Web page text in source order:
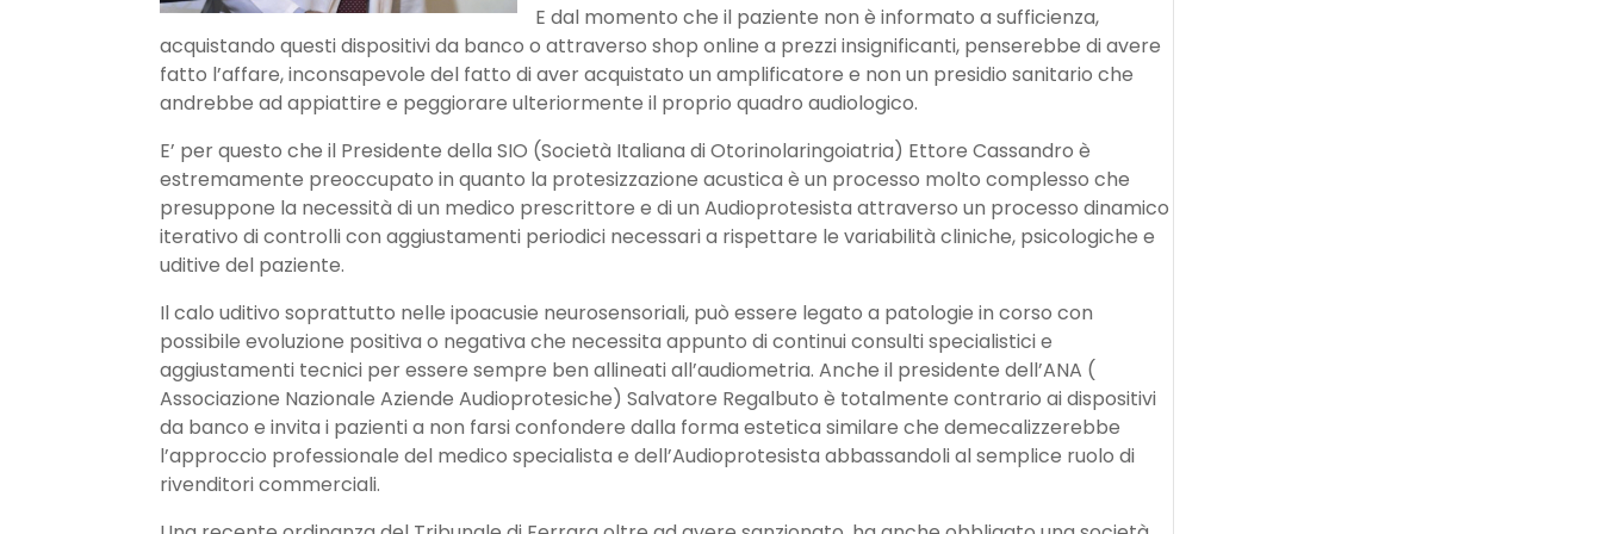
E dal momento che il paziente non è informato a sufficienza,
acquistando questi dispositivi da banco o attraverso shop online a prezzi insignificanti, penserebbe di avere
fatto l’affare, inconsapevole del fatto di aver acquistato un amplificatore e non un presidio sanitario che
andrebbe ad appiattire e peggiorare ulteriormente il proprio quadro audiologico.
E’ per questo che il Presidente della SIO (Società Italiana di Otorinolaringoiatria) Ettore Cassandro è
estremamente preoccupato in quanto la protesizzazione acustica è un processo molto complesso che
presuppone la necessità di un medico prescrittore e di un Audioprotesista attraverso un processo dinamico
iterativo di controlli con aggiustamenti periodici necessari a rispettare le variabilità cliniche, psicologiche e
uditive del paziente.
Il calo uditivo soprattutto nelle ipoacusie neurosensoriali, può essere legato a patologie in corso con
possibile evoluzione positiva o negativa che necessita appunto di continui consulti specialistici e
aggiustamenti tecnici per essere sempre ben allineati all’audiometria. Anche il presidente dell’ANA (
Associazione Nazionale Aziende Audioprotesiche) Salvatore Regalbuto è totalmente contrario ai dispositivi
da banco e invita i pazienti a non farsi confondere dalla forma estetica similare che demecalizzerebbe
l’approccio professionale del medico specialista e dell’Audioprotesista abbassandoli al semplice ruolo di
rivenditori commerciali.